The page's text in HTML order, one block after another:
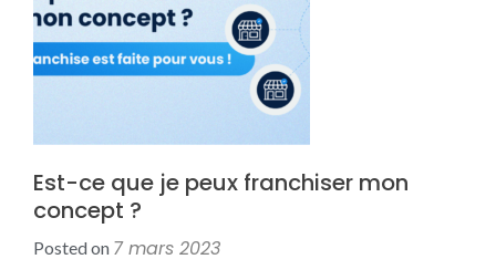
Est-ce que je peux franchiser mon
concept ?
Posted on 7 mars 2023